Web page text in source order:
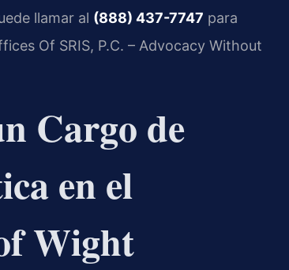
llamar al (888) 437-7747 para
Of SRIS, P.C. – Advocacy Without
Cargo de
en el
Wight